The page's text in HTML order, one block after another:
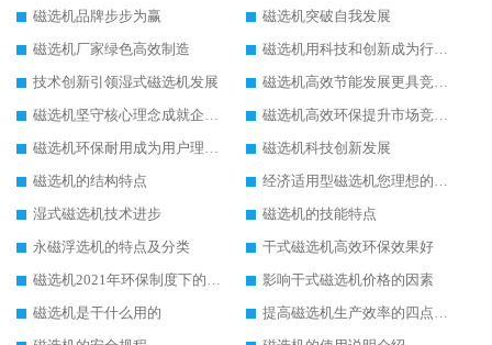
磁选机品牌步步为赢
磁选机突破自我发展
磁选机厂家绿色高效制造
磁选机用科技和创新成为行业中的顶梁柱
技术创新引领湿式磁选机发展
磁选机高效节能发展更具竞争力
磁选机坚守核心理念成就企业辉煌
磁选机高效环保提升市场竞争力
磁选机环保耐用成为用户理想选择
磁选机科技创新发展
磁选机的结构特点
经济适用型磁选机您理想的选择
湿式磁选机技术进步
磁选机的技能特点
永磁浮选机的特点及分类
干式磁选机高效环保效果好
磁选机2021年环保制度下的发展出路
影响干式磁选机价格的因素
磁选机是干什么用的
提高磁选机生产效率的四点方法